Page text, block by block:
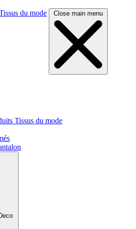
du mode Close main menu
Tissus du mode